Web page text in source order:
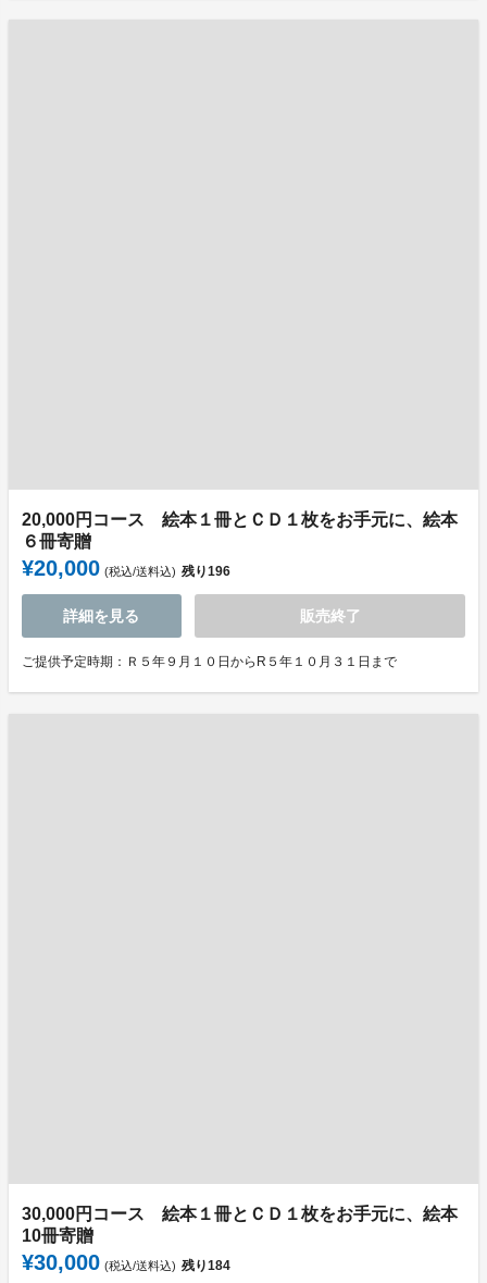
20,000円コース 絵本１冊とＣＤ１枚をお手元に、絵本
６冊寄贈
¥20,000 (税込/送料込) 残り196
詳細を見る 販売終了
ご提供予定時期：Ｒ５年９月１０日からR５年１０月３１日まで
30,000円コース 絵本１冊とＣＤ１枚をお手元に、絵本
10冊寄贈
¥30,000 (税込/送料込) 残り184